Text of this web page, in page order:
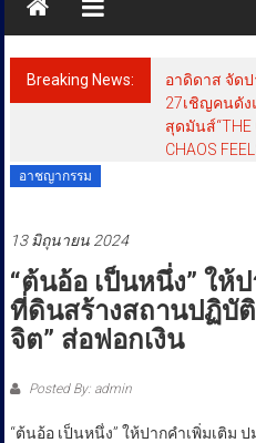
ข่าว
ราชการ
ทุกข์
ข้าง
Breaking News:
อาดิดาส จัดป
27เชิญคนดั
สุดมันส์“THE
CHAOS
อาชญากรรม
13 มิถุนายน 2024
“ต้นอ้อ เป็นหนึ่ง” ให้
ที่ดินสร้างสถานปฏิบั
จิต” ส่อฟอกเงิน
Posted By: admin
“ต้นอ้อ เป็นหนึ่ง” ให้ปากคำเพิ่มเติม